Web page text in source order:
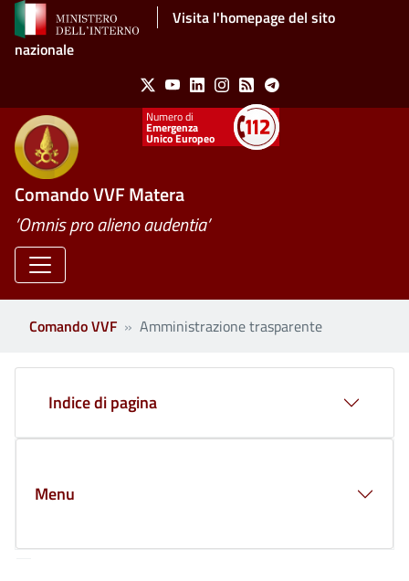
Salta al contenuto principaleVisita l'homepage del sito
nazionale
Social Menu
X YoutubeLinkedinInstagram
Feed Telegram
Emergenza
Unico Europeo
Comando VVF Matera
’Omnis pro alieno audentia’
Comando VVF Amministrazione trasparente
Indice di pagina
Menu